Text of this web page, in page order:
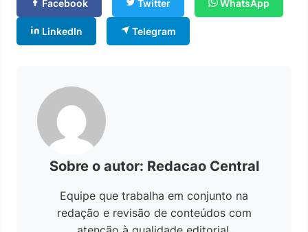
Facebook Twitter WhatsApp
LinkedIn Telegram
Sobre o autor: Redacao Central
Equipe que trabalha em conjunto na
redação e revisão de conteúdos com